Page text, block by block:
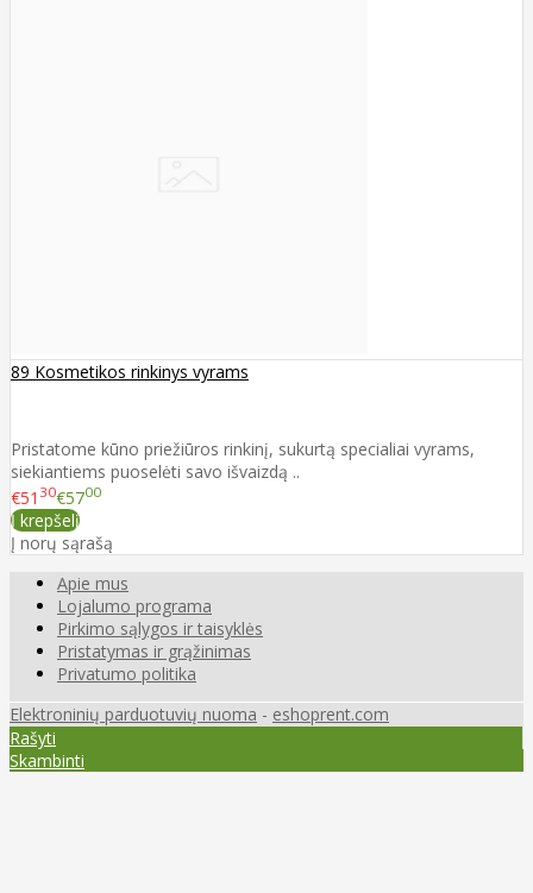
89 Kosmetikos rinkinys vyrams
Pristatome kūno priežiūros rinkinį, sukurtą specialiai vyrams,
siekiantiems puoselėti savo išvaizdą ..
€51 30€5700
Į krepšelį
Į norų sąrašą
Apie mus
Lojalumo programa
Pirkimo sąlygos ir taisyklės
Pristatymas ir grąžinimas
Privatumo politika
Elektroninių parduotuvių nuoma - eshoprent.com
Rašyti
Skambinti